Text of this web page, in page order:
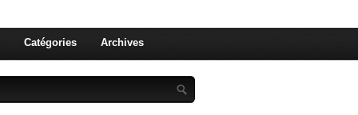
Catégories Archives